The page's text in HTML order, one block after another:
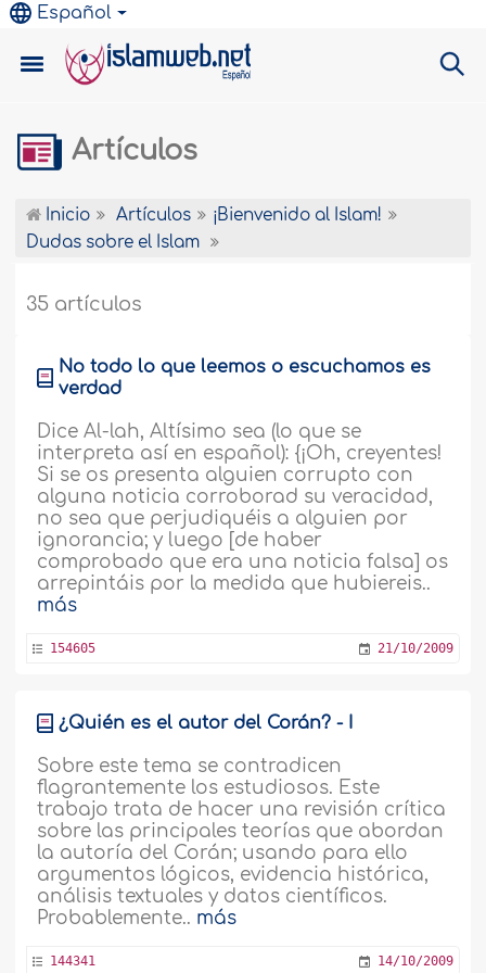
Español
Artículos
Inicio Artículos
¡Bienvenido al Islam!
Dudas sobre el Islam
35 artículos
No todo lo que leemos o escuchamos es
verdad
Dice Al-lah, Altísimo sea (lo que se
interpreta así en español): {¡Oh, creyentes!
Si se os presenta alguien corrupto con
alguna noticia corroborad su veracidad,
no sea que perjudiquéis a alguien por
ignorancia; y luego [de haber
comprobado que era una noticia falsa] os
arrepintáis por la medida que hubiereis..
más
154605 21/10/2009
¿Quién es el autor del Corán? - I
Sobre este tema se contradicen
flagrantemente los estudiosos. Este
trabajo trata de hacer una revisión crítica
sobre las principales teorías que abordan
la autoría del Corán; usando para ello
argumentos lógicos, evidencia histórica,
análisis textuales y datos científicos.
Probablemente.. más
144341 14/10/2009